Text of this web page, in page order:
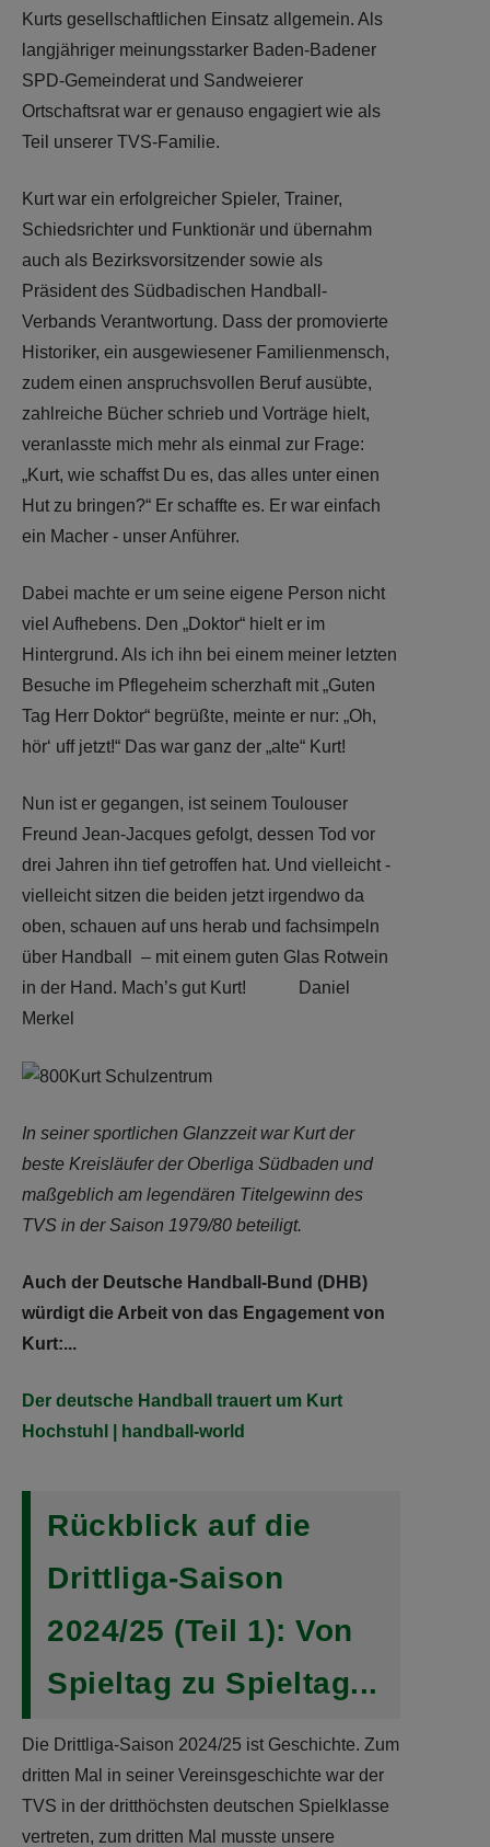
Kurts gesellschaftlichen Einsatz allgemein. Als
langjähriger meinungsstarker Baden-Badener
SPD-Gemeinderat und Sandweierer
Ortschaftsrat war er genauso engagiert wie als
Teil unserer TVS-Familie.
Kurt war ein erfolgreicher Spieler, Trainer,
Schiedsrichter und Funktionär und übernahm
auch als Bezirksvorsitzender sowie als
Präsident des Südbadischen Handball-
Verbands Verantwortung. Dass der promovierte
Historiker, ein ausgewiesener Familienmensch,
zudem einen anspruchsvollen Beruf ausübte,
zahlreiche Bücher schrieb und Vorträge hielt,
veranlasste mich mehr als einmal zur Frage:
„Kurt, wie schaffst Du es, das alles unter einen
Hut zu bringen?“ Er schaffte es. Er war einfach
ein Macher - unser Anführer.
Dabei machte er um seine eigene Person nicht
viel Aufhebens. Den „Doktor“ hielt er im
Hintergrund. Als ich ihn bei einem meiner letzten
Besuche im Pflegeheim scherzhaft mit „Guten
Tag Herr Doktor“ begrüßte, meinte er nur: „Oh,
hör‘ uff jetzt!“ Das war ganz der „alte“ Kurt!
Nun ist er gegangen, ist seinem Toulouser
Freund Jean-Jacques gefolgt, dessen Tod vor
drei Jahren ihn tief getroffen hat. Und vielleicht -
vielleicht sitzen die beiden jetzt irgendwo da
oben, schauen auf uns herab und fachsimpeln
über Handball – mit einem guten Glas Rotwein
in der Hand. Mach’s gut Kurt! Daniel
Merkel
In seiner sportlichen Glanzzeit war Kurt der
beste Kreisläufer der Oberliga Südbaden und
maßgeblich am legendären Titelgewinn des
TVS in der Saison 1979/80 beteiligt.
Auch der Deutsche Handball-Bund (DHB)
würdigt die Arbeit von das Engagement von
Kurt:...
Der deutsche Handball trauert um Kurt
Hochstuhl | handball-world
Rückblick auf die
Drittliga-Saison
2024/25 (Teil 1): Von
Spieltag zu Spieltag...
Die Drittliga-Saison 2024/25 ist Geschichte. Zum
dritten Mal in seiner Vereinsgeschichte war der
TVS in der dritthöchsten deutschen Spielklasse
vertreten, zum dritten Mal musste unsere